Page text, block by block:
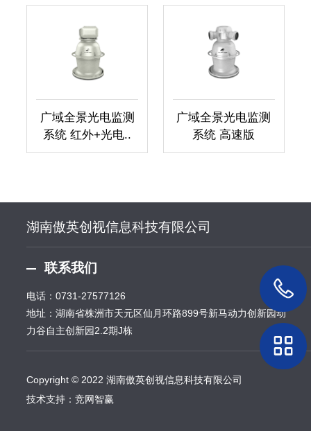
广域全景光电监测
系统 红外+光电..
广域全景光电监测
系统 高速版
湖南傲英创视信息科技有限公司
联系我们
电话：0731-27577126
地址：湖南省株洲市天元区仙月环路899号新马动力创新园动
力谷自主创新园2.2期J栋
Copyright © 2022 湖南傲英创视信息科技有限公司
技术支持：竞网智赢